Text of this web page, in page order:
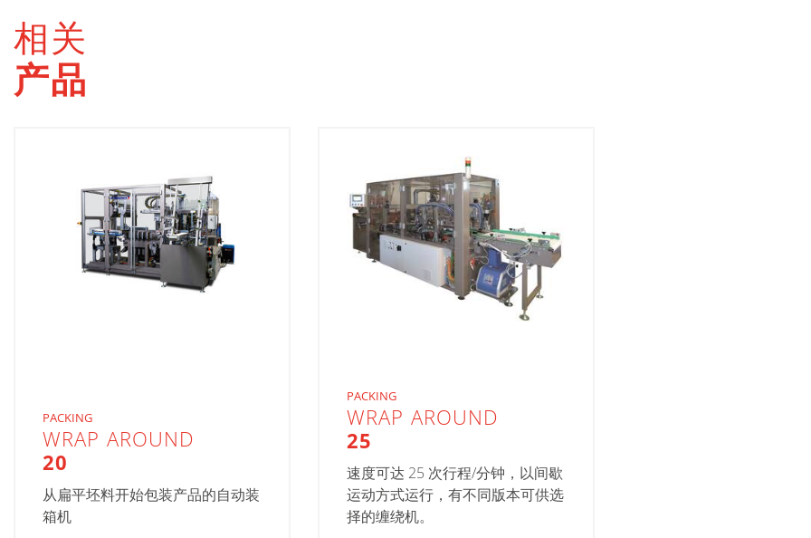
相关
产品
PACKING
WRAP AROUND
20
从扁平坯料开始包装产品的自动装
箱机
PACKING
WRAP AROUND
25
速度可达 25 次行程/分钟，以间歇
运动方式运行，有不同版本可供选
择的缠绕机。